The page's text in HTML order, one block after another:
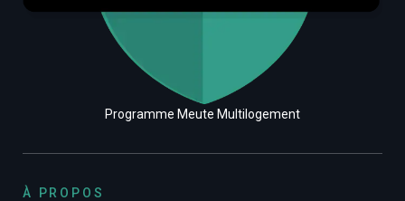
Programme Meute Multilogement
À PROPOS